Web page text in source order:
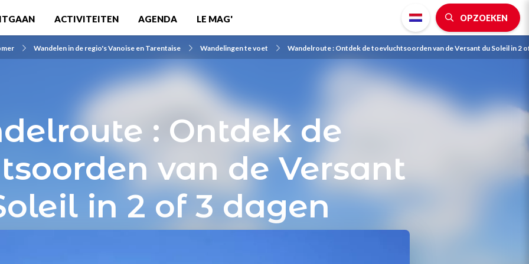
ACTIVITEITEN AGENDA LE MAG' OPZOEKEN
Wandelen in de regio's Vanoise en Tarentaise Wandelingen te voet Wandelroute : Ontdek de toevluchtsoorden van de Versant du Soleil in 2
: Ontdek de
van de Versant
in 2 of 3 dagen